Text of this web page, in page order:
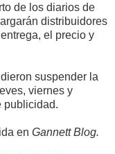
de los diarios de
distribuidores
el precio y
suspender la
viernes y
publicidad.
en Gannett Blog.